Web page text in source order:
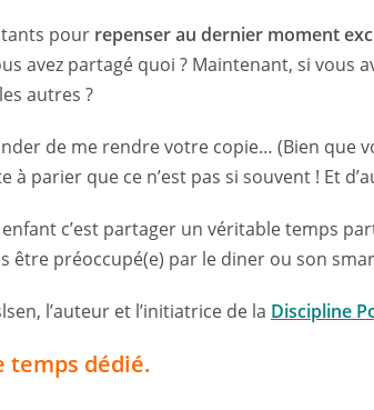
pour repenser au dernier moment
avez partagé quoi ? Maintenant, si vous
autres ?
de me rendre votre copie… (Bien que
à parier que ce n’est pas si souvent ! Et
c’est partager un véritable temps
être préoccupé(e) par le diner ou son
l’auteur et l’initiatrice de la Discipline
temps dédié.